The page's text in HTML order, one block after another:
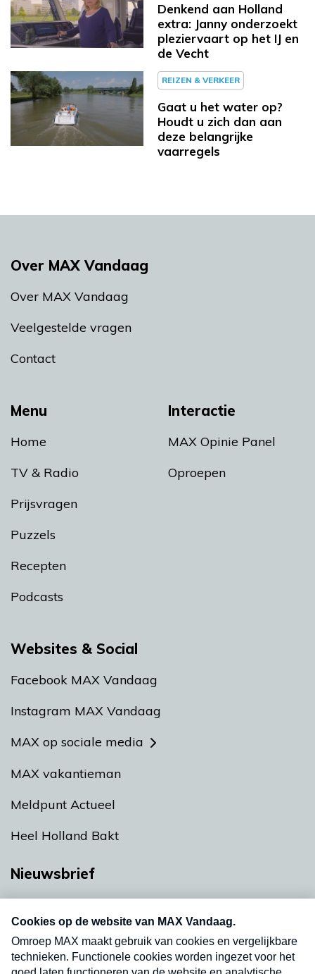
Denkend aan Holland
extra: Janny onderzoekt
pleziervaart op het IJ en
de Vecht
REIZEN & VERKEER
Gaat u het water op?
Houdt u zich dan aan
deze belangrijke
vaarregels
Menu
Home
TV & Radio
Prijsvragen
Puzzels
Recepten
Podcasts
Interactie
MAX Opinie Panel
Oproepen
Over MAX Vandaag
Over MAX Vandaag
Veelgestelde vragen
Contact
Websites & Social
Facebook MAX Vandaag
Instagram MAX Vandaag
MAX op sociale media
MAX vakantieman
Meldpunt Actueel
Heel Holland Bakt
Nieuwsbrief
nieuwsbrief. Elke vrijdag- en dinsdagochtend in
uw mailbox.